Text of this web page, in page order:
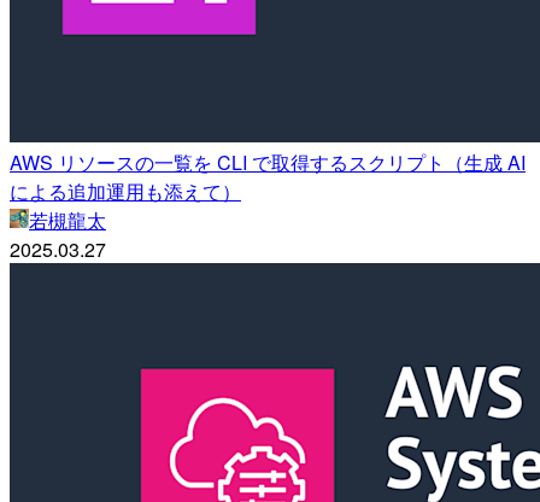
AWS リソースの一覧を CLI で取得するスクリプト（生成 AI
による追加運用も添えて）
若槻龍太
2025.03.27